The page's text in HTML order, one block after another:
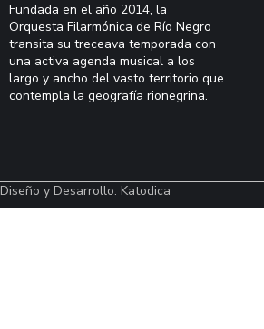
Fundada en el año 2014, la
Orquesta Filarmónica de Río Negro
transita su treceava temporada con
una activa agenda musical a los
largo y ancho del vasto territorio que
contempla la geografía rionegrina.
Diseño y Desarrollo: Katodica